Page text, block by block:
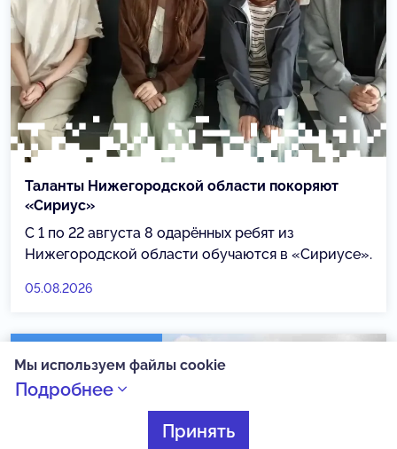
Таланты Нижегородской области покоряют
«Сириус»
С 1 по 22 августа 8 одарённых ребят из
Нижегородской области обучаются в «Сириусе».
05.08.2026
Мы используем файлы cookie
Подробнее
Принять